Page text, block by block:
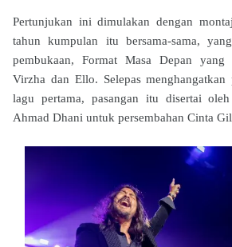
Pertunjukan ini dimulakan dengan
tahun kumpulan itu bersama-sama,
pembukaan, Format Masa Depan yang
Virzha dan Ello. Selepas menghangatkan
lagu pertama, pasangan itu disertai
Ahmad Dhani untuk persembahan Cinta